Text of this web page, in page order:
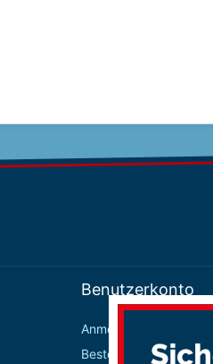
Benutzerkonto
Anmelden / Registrieren
Bestellungen